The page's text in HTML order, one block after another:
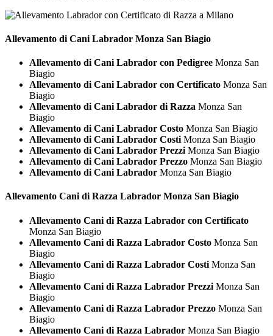
Allevamento di Cani Labrador Monza San Biagio
Allevamento di Cani Labrador con Pedigree Monza San
Biagio
Allevamento di Cani Labrador con Certificato Monza San
Biagio
Allevamento di Cani Labrador di Razza Monza San
Biagio
Allevamento di Cani Labrador Costo Monza San Biagio
Allevamento di Cani Labrador Costi Monza San Biagio
Allevamento di Cani Labrador Prezzi Monza San Biagio
Allevamento di Cani Labrador Prezzo Monza San Biagio
Allevamento di Cani Labrador Monza San Biagio
Allevamento Cani di Razza Labrador Monza San Biagio
Allevamento Cani di Razza Labrador con Certificato
Monza San Biagio
Allevamento Cani di Razza Labrador Costo Monza San
Biagio
Allevamento Cani di Razza Labrador Costi Monza San
Biagio
Allevamento Cani di Razza Labrador Prezzi Monza San
Biagio
Allevamento Cani di Razza Labrador Prezzo Monza San
Biagio
Allevamento Cani di Razza Labrador Monza San Biagio